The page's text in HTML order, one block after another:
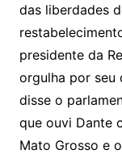
das liberdades
presidente da
orgulha por seu
disse o
que ouvi Dante
Mato Grosso e